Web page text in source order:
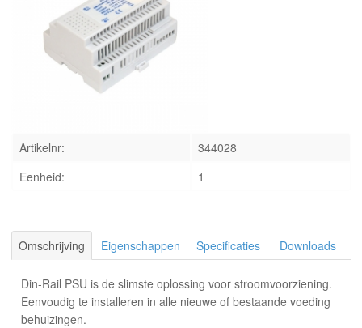
INLOGGEN
Artikelnr:
344028
Eenheid:
1
Omschrijving Eigenschappen Specificaties Downloads
Din-Rail PSU is de slimste oplossing voor stroomvoorziening.
Eenvoudig te installeren in alle nieuwe of bestaande voeding
behuizingen.